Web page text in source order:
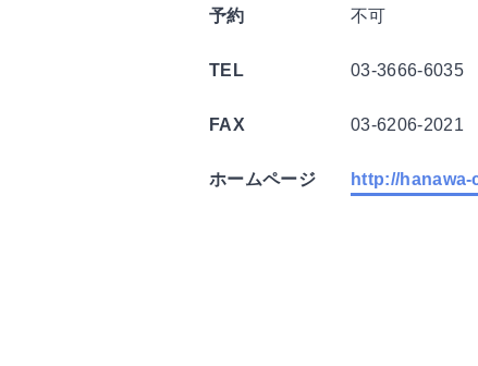
予約 不可
TEL 03-3666-6035
FAX 03-6206-2021
ホームページ http://